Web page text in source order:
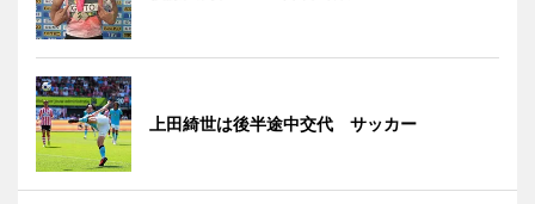
上田綺世は後半途中交代 サッカー